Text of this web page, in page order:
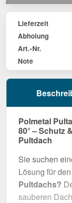
Lieferzeit
Abholung
Art.-Nr.
Note
Polmetal
80° – Schutz
Pultdach
Sie suchen
Lösung für den
Pultdachs?
sauberen